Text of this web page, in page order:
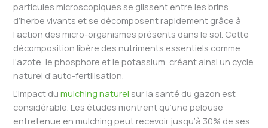
particules microscopiques se glissent entre les brins
d’herbe vivants et se décomposent rapidement grâce à
l’action des micro-organismes présents dans le sol. Cette
décomposition libère des nutriments essentiels comme
l’azote, le phosphore et le potassium, créant ainsi un cycle
naturel d’auto-fertilisation.
L’impact dumulching naturel sur la santé du gazon est
considérable. Les études montrent qu’une pelouse
entretenue en mulching peut recevoir jusqu’à 30% de ses